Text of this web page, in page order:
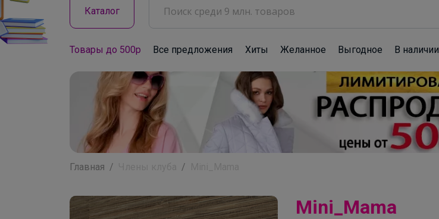
Каталог
Товары до 500р Все предложения Хиты Желанное Выгодное В наличии
Главная
Mini_Mama